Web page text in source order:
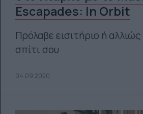
Escapades: In Orbit
Πρόλαβε εισιτήριο ή
σπίτι σου
04.09.2020